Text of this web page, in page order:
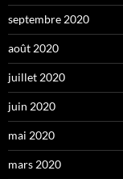
septembre 2020
août 2020
juillet 2020
juin 2020
mai 2020
mars 2020